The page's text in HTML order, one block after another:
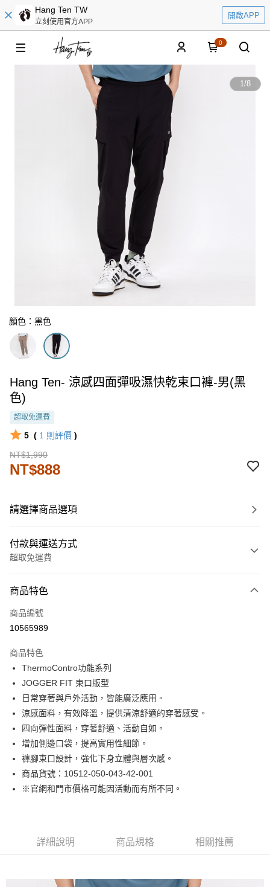
Hang Ten TW
立刻使用官方APP
開啟APP
0
1/8
顏色：黑色
Hang Ten- 涼感四面彈吸濕快乾束口褲-男(黑
色)
超取免運費
5 ( 1 則評價 )
NT$1,990
NT$888
請選擇商品選項
付款與運送方式
超取免運費
信用卡一次付款
LINE Pay
街口支付
悠遊付
Google Pay
貨到付款
運送方式
商品特色
商品編號
10565989
商品特色
ThermoContro功能系列
JOGGER FIT 束口版型
日常穿著與戶外活動，皆能廣泛應用。
涼感面料，有效降溫，提供清涼舒適的穿著感受。
四向彈性面料，穿著舒適、活動自如。
增加側邊口袋，提高實用性細節。
褲腳束口設計，強化下身立體與層次感。
商品貨號：10512-050-043-42-001
※官網和門市價格可能因活動而有所不同。
詳細說明 商品規格 相關推薦